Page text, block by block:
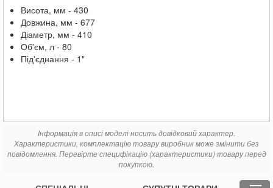
Висота, мм - 430
Довжина, мм - 677
Діаметр, мм - 410
Об'єм, л - 80
Під'єднання - 1"
Інформація в описі моделі носить довідковий характер.
Характеристики, комплектацію товару виробник може змінити без
повідомлення. Перевірте специфікацію (характеристики) товару перед
покупкою.